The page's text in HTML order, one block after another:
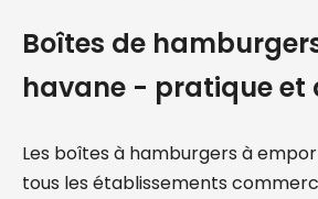
Boîtes de
havane - pratique et
Les boîtes à hamburgers à
tous les établissements